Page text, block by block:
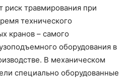
травмирования при
технического
кранов – самого
оборудования в
В механическом
специально оборудованные